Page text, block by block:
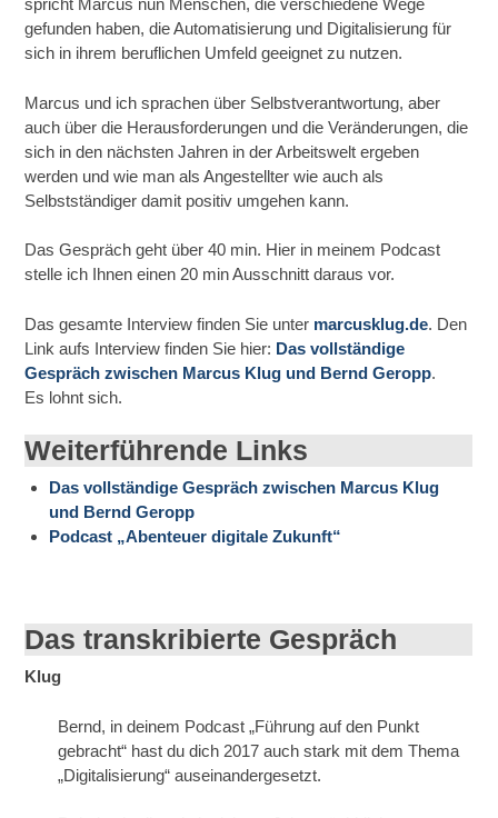
spricht Marcus nun Menschen, die verschiedene Wege
gefunden haben, die Automatisierung und Digitalisierung für
sich in ihrem beruflichen Umfeld geeignet zu nutzen.
Marcus und ich sprachen über Selbstverantwortung, aber
auch über die Herausforderungen und die Veränderungen, die
sich in den nächsten Jahren in der Arbeitswelt ergeben
werden und wie man als Angestellter wie auch als
Selbstständiger damit positiv umgehen kann.
Das Gespräch geht über 40 min. Hier in meinem Podcast
stelle ich Ihnen einen 20 min Ausschnitt daraus vor.
Das gesamte Interview finden Sie unter marcusklug.de. Den
Link aufs Interview finden Sie hier: Das vollständige
Gespräch zwischen Marcus Klug und Bernd Geropp.
Es lohnt sich.
Weiterführende Links
Das vollständige Gespräch zwischen Marcus Klug
und Bernd Geropp
Podcast „Abenteuer digitale Zukunft“
Das transkribierte Gespräch
Klug
Bernd, in deinem Podcast „Führung auf den Punkt
gebracht“ hast du dich 2017 auch stark mit dem Thema
„Digitalisierung“ auseinandergesetzt.